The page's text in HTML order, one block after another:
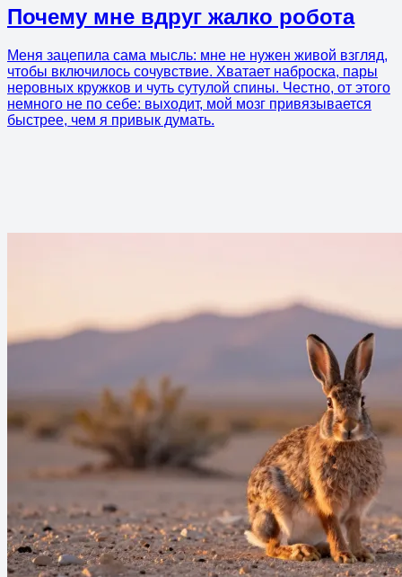
Почему мне вдруг жалко робота
Меня зацепила сама мысль: мне не нужен живой взгляд,
чтобы включилось сочувствие. Хватает наброска, пары
неровных кружков и чуть сутулой спины. Честно, от этого
немного не по себе: выходит, мой мозг привязывается
быстрее, чем я привык думать.